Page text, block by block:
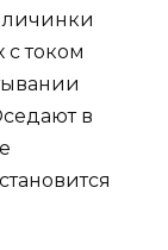
личинки
током
в